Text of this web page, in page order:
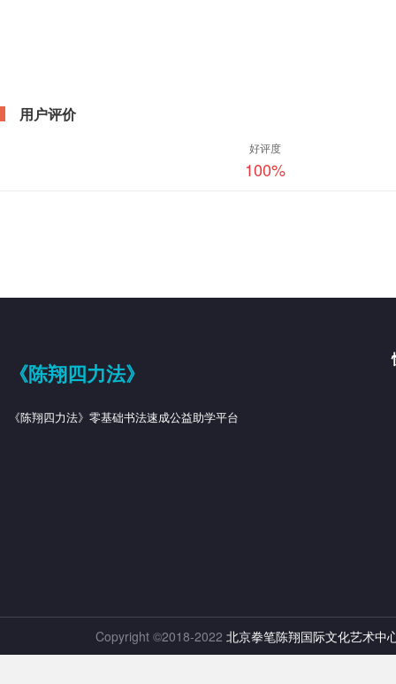
用户评价
好评度
100%
《陈翔四力法》
《陈翔四力法》零基础书法速成公益助学平台
Copyright ©2018-2022 北京拳笔陈翔国际文化艺术中